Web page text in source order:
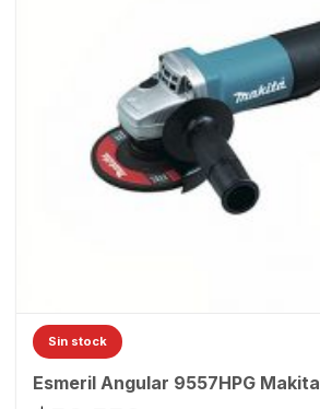
Sin stock
Esmeril Angular 9557HPG Makita